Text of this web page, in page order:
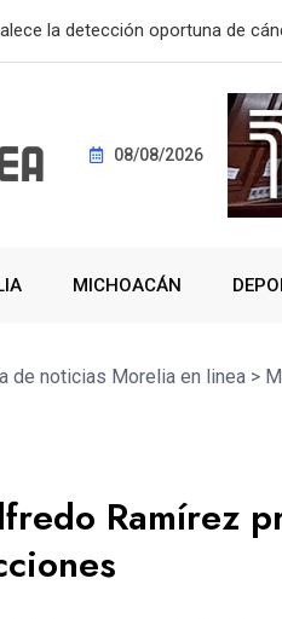
exportación de aguacate
08/08/2026
MICHOACÁN
de noticias Morelia en linea >
Ramírez